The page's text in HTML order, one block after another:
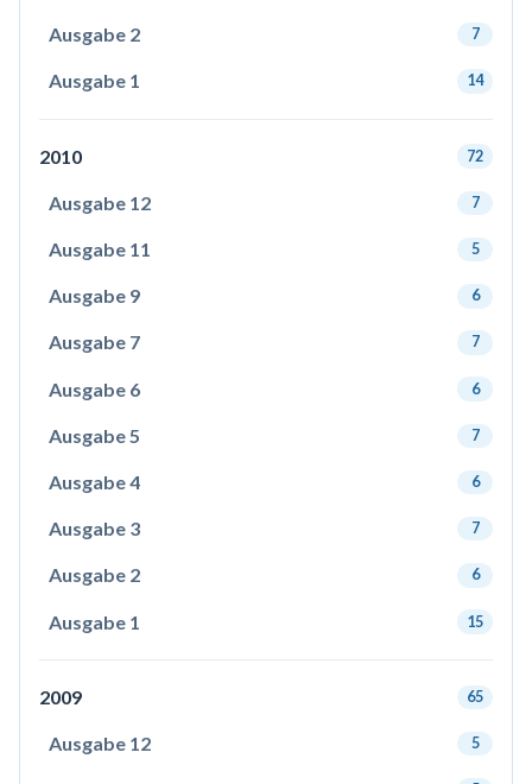
Ausgabe 2 7
Ausgabe 1 14
2010 72
Ausgabe 12 7
Ausgabe 11 5
Ausgabe 9 6
Ausgabe 7 7
Ausgabe 6 6
Ausgabe 5 7
Ausgabe 4 6
Ausgabe 3 7
Ausgabe 2 6
Ausgabe 1 15
2009 65
Ausgabe 12 5